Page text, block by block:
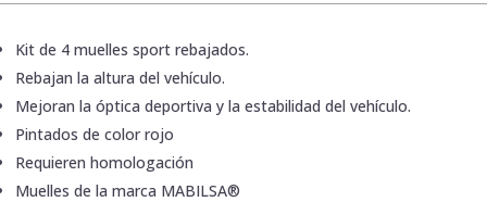
Kit de 4 muelles sport rebajados.
Rebajan la altura del vehículo.
Mejoran la óptica deportiva y la estabilidad del vehículo.
Pintados de color rojo
Requieren homologación
Muelles de la marca MABILSA®